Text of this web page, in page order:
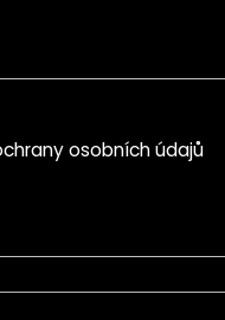
osobních údajů